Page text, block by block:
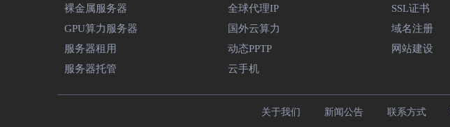
裸金属服务器
GPU算力服务器
服务器租用
服务器托管
全球代理IP
国外云算力
动态PPTP
云手机
SSL证书
域名注册
网站建设
关于我们 新闻公告 联系方式